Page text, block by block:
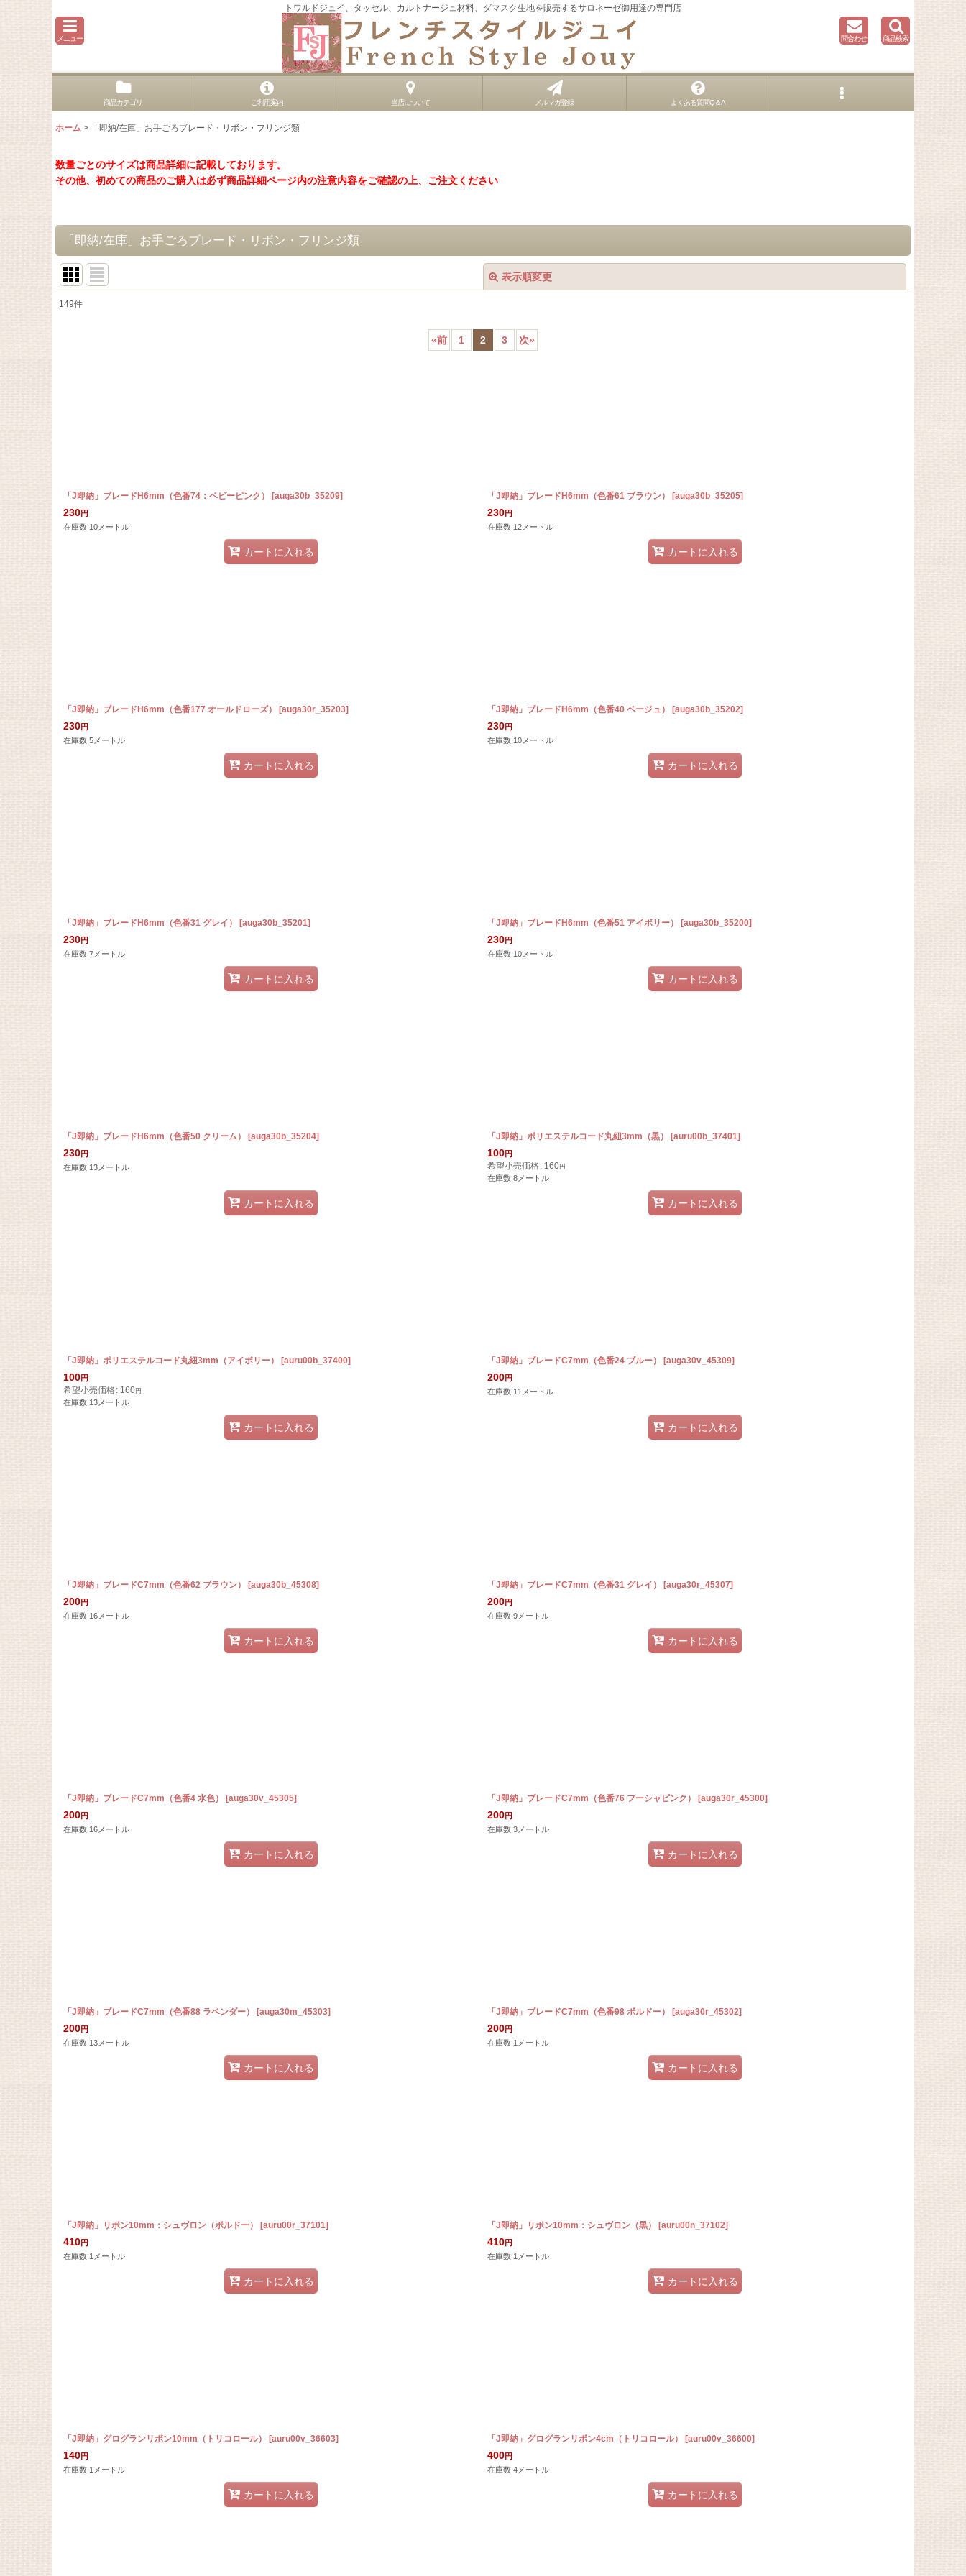
トワルドジュイ、タッセル、カルトナージュ材料、ダマスク生地を販売するサロネーゼ御用達の専門店
メニュー 問合わせ 商品検索
商品カテゴリ ご利用案内 当店について メルマガ登録 よくある質問Q＆A
ホーム > 「即納/在庫」お手ごろブレード・リボン・フリンジ類
数量ごとのサイズは商品詳細に記載しております。
その他、初めての商品のご購入は必ず商品詳細ページ内の注意内容をご確認の上、ご注文ください
「即納/在庫」お手ごろブレード・リボン・フリンジ類
表示順変更
149件
«前 1 2 3 次»
「J即納」ブレードH6mm（色番74：ベビーピンク） [auga30b_35209]
230円
在庫数 10メートル
カートに入れる
「J即納」ブレードH6mm（色番61 ブラウン） [auga30b_35205]
230円
在庫数 12メートル
カートに入れる
「J即納」ブレードH6mm（色番177 オールドローズ） [auga30r_35203]
230円
在庫数 5メートル
カートに入れる
「J即納」ブレードH6mm（色番40 ベージュ） [auga30b_35202]
230円
在庫数 10メートル
カートに入れる
「J即納」ブレードH6mm（色番31 グレイ） [auga30b_35201]
230円
在庫数 7メートル
カートに入れる
「J即納」ブレードH6mm（色番51 アイボリー） [auga30b_35200]
230円
在庫数 10メートル
カートに入れる
「J即納」ブレードH6mm（色番50 クリーム） [auga30b_35204]
230円
在庫数 13メートル
カートに入れる
「J即納」ポリエステルコード丸紐3mm（黒） [auru00b_37401]
100円
希望小売価格: 160円
在庫数 8メートル
カートに入れる
「J即納」ポリエステルコード丸紐3mm（アイボリー） [auru00b_37400]
100円
希望小売価格: 160円
在庫数 13メートル
カートに入れる
「J即納」ブレードC7mm（色番24 ブルー） [auga30v_45309]
200円
在庫数 11メートル
カートに入れる
「J即納」ブレードC7mm（色番62 ブラウン） [auga30b_45308]
200円
在庫数 16メートル
カートに入れる
「J即納」ブレードC7mm（色番31 グレイ） [auga30r_45307]
200円
在庫数 9メートル
カートに入れる
「J即納」ブレードC7mm（色番4 水色） [auga30v_45305]
200円
在庫数 16メートル
カートに入れる
「J即納」ブレードC7mm（色番76 フーシャピンク） [auga30r_45300]
200円
在庫数 3メートル
カートに入れる
「J即納」ブレードC7mm（色番88 ラベンダー） [auga30m_45303]
200円
在庫数 13メートル
カートに入れる
「J即納」ブレードC7mm（色番98 ボルドー） [auga30r_45302]
200円
在庫数 1メートル
カートに入れる
「J即納」リボン10mm：シュヴロン（ボルドー） [auru00r_37101]
410円
在庫数 1メートル
カートに入れる
「J即納」リボン10mm：シュヴロン（黒） [auru00n_37102]
410円
在庫数 1メートル
カートに入れる
「J即納」グログランリボン10mm（トリコロール） [auru00v_36603]
140円
在庫数 1メートル
カートに入れる
「J即納」グログランリボン4cm（トリコロール） [auru00v_36600]
400円
在庫数 4メートル
カートに入れる